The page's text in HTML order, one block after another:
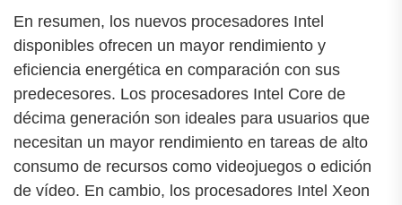
En resumen, los nuevos procesadores Intel
disponibles ofrecen un mayor rendimiento y
eficiencia energética en comparación con sus
predecesores. Los procesadores Intel Core de
décima generación son ideales para usuarios que
necesitan un mayor rendimiento en tareas de alto
consumo de recursos como videojuegos o edición
de vídeo. En cambio, los procesadores Intel Xeon